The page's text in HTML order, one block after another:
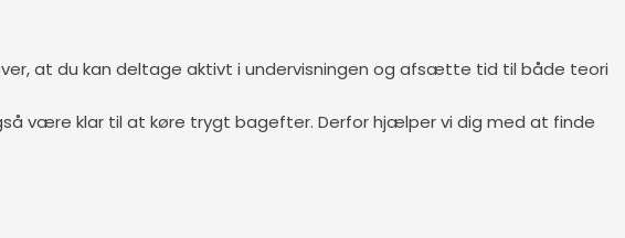
at du kan deltage aktivt i undervisningen og afsætte tid til både teori
være klar til at køre trygt bagefter. Derfor hjælper vi dig med at finde